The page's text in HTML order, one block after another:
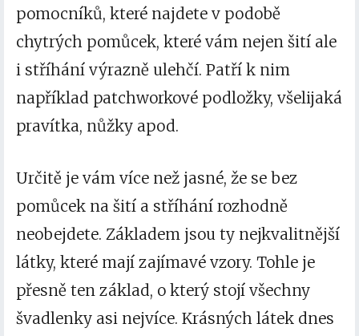
pomocníků, které najdete v podobě
chytrých pomůcek, které vám nejen šití ale
i stříhání výrazně ulehčí. Patří k nim
například patchworkové podložky, všelijaká
pravítka, nůžky apod.
Určitě je vám více než jasné, že se bez
pomůcek na šití a stříhání rozhodně
neobejdete. Základem jsou ty nejkvalitnější
látky, které mají zajímavé vzory. Tohle je
přesně ten základ, o který stojí všechny
švadlenky asi nejvíce. Krásných látek dnes